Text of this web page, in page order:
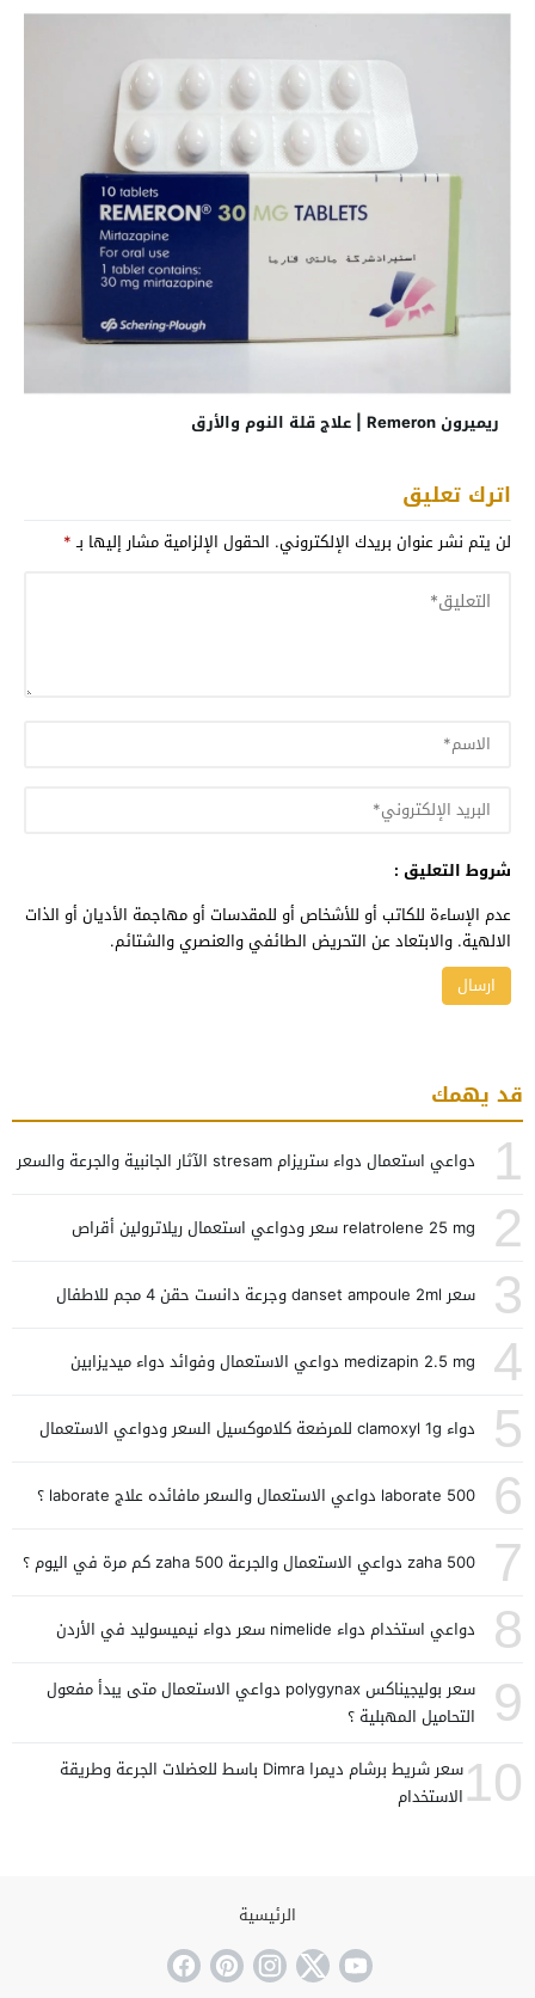
ريميرون Remeron | علاج قلة النوم والأرق
اترك تعليق
لن يتم نشر عنوان بريدك الإلكتروني. الحقول الإلزامية مشار إليها بـ*
شروط التعليق :
عدم الإساءة للكاتب أو للأشخاص أو للمقدسات أو مهاجمة الأديان أو الذات
الالهية. والابتعاد عن التحريض الطائفي والعنصري والشتائم.
قد يهمك
1 دواعي استعمال دواء ستريزام stresam الآثار الجانبية والجرعة والسعر
2 relatrolene 25 mg سعر ودواعي استعمال ريلاترولين أقراص
3 سعر danset ampoule 2ml وجرعة دانست حقن 4 مجم للاطفال
4 medizapin 2.5 mg دواعي الاستعمال وفوائد دواء ميديزابين
5 دواء clamoxyl 1g للمرضعة كلاموكسيل السعر ودواعي الاستعمال
6 laborate 500 دواعي الاستعمال والسعر مافائده علاج laborate ؟
7 zaha 500 دواعي الاستعمال والجرعة zaha 500 كم مرة في اليوم ؟
8 دواعي استخدام دواء nimelide سعر دواء نيميسوليد في الأردن
9
سعر بوليجيناكس polygynax دواعي الاستعمال متى يبدأ مفعول
التحاميل المهبلية ؟
10
سعر شريط برشام ديمرا Dimra باسط للعضلات الجرعة وطريقة
الاستخدام
الرئيسية